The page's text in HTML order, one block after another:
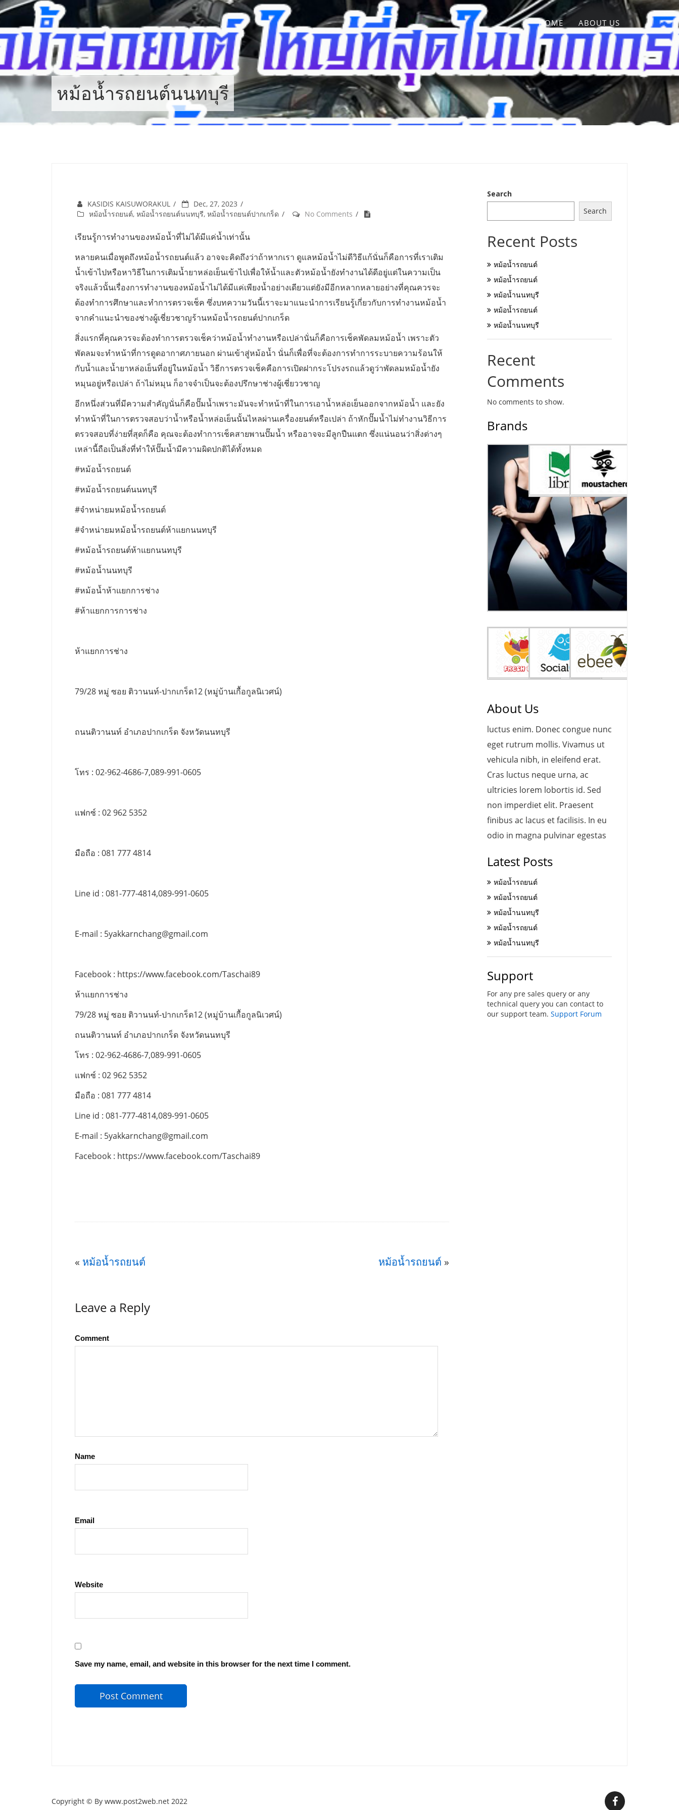
Skip
to
content
HOME ABOUT US
หม้อน้ำรถยนต์นนทบุรี
KASIDIS KAISUWORAKUL
Dec, 27, 2023
หม้อน้ำรถยนต์, หม้อน้ำรถยนต์นนทบุรี, หม้อน้ำรถยนต์ปากเกร็ด No Comments
เรียนรู้การทำงานของหม้อน้ำที่ไม่ได้มีแค่น้ำเท่านั้น
หลายคนเมื่อพูดถึงหม้อน้ำรถยนต์แล้ว อาจจะคิดถึงว่าถ้าหากเรา ดูแลหม้อน้ำไม่ดีวิธีแก้นั่นก็คือการที่เราเติม
น้ำเข้าไปหรือหาวิธีในการเติมน้ำยาหล่อเย็นเข้าไปเพื่อให้น้ำและตัวหม้อน้ำยังทำงานได้ดีอยู่แต่ในความเป็น
จริงแล้วนั้นเรื่องการทำงานของหม้อน้ำไม่ได้มีแค่เพียงน้ำอย่างเดียวแต่ยังมีอีกหลากหลายอย่างที่คุณควรจะ
ต้องทำการศึกษาและทำการตรวจเช็ค ซึ่งบทความวันนี้เราจะมาแนะนำการเรียนรู้เกี่ยวกับการทำงานหม้อน้ำ
จากคำแนะนำของช่างผู้เชี่ยวชาญร้านหม้อน้ำรถยนต์ปากเกร็ด
สิ่งแรกที่คุณควรจะต้องทำการตรวจเช็คว่าหม้อน้ำทำงานหรือเปล่านั่นก็คือการเช็คพัดลมหม้อน้ำ เพราะตัว
พัดลมจะทำหน้าที่การดูดอากาศภายนอก ผ่านเข้าสู่หม้อน้ำ นั่นก็เพื่อที่จะต้องการทำการระบายความร้อนให้
กับน้ำและน้ำยาหล่อเย็นที่อยู่ในหม้อน้ำ วิธีการตรวจเช็คคือการเปิดฝากระโปรงรถแล้วดูว่าพัดลมหม้อน้ำยัง
หมุนอยู่หรือเปล่า ถ้าไม่หมุน ก็อาจจำเป็นจะต้องปรึกษาช่างผู้เชี่ยววชาญ
อีกหนึ่งส่วนที่มีความสำคัญนั่นก็คือปั๊มน้ำเพราะมันจะทำหน้าที่ในการเอาน้ำหล่อเย็นออกจากหม้อน้ำ และยัง
ทำหน้าที่ในการตรวจสอบว่าน้ำหรือน้ำหล่อเย็นนั้นไหลผ่านเครื่องยนต์หรือเปล่า ถ้าหักปั๊มน้ำไม่ทำงานวิธีการ
ตรวจสอบที่ง่ายที่สุดก็คือ คุณจะต้องทำการเช็คสายพานปั๊มน้ำ หรืออาจจะมีลูกปืนแตก ซึ่งแน่นอนว่าสิ่งต่างๆ
เหล่านี้ถือเป็นสิ่งที่ทำให้ปั๊มน้ำมีความผิดปกติได้ทั้งหมด
#หม้อน้ำรถยนต์
#หม้อน้ำรถยนต์นนทบุรี
#จำหน่ายมหม้อน้ำรถยนต์
#จำหน่ายมหม้อน้ำรถยนต์ห้าแยกนนทบุรี
#หม้อน้ำรถยนต์ห้าแยกนนทบุรี
#หม้อน้ำนนทบุรี
#หม้อน้ำห้าแยกการช่าง
#ห้าแยกการการช่าง
ห้าแยกการช่าง
79/28 หมู่ ซอย ติวานนท์-ปากเกร็ด12 (หมู่บ้านเกื้อกูลนิเวศน์)
ถนนติวานนท์ อำเภอปากเกร็ด จังหวัดนนทบุรี
โทร : 02-962-4686-7,089-991-0605
แฟกซ์ : 02 962 5352
มือถือ : 081 777 4814
Line id : 081-777-4814,089-991-0605
E-mail : 5yakkarnchang@gmail.com
Facebook : https://www.facebook.com/Taschai89
ห้าแยกการช่าง
79/28 หมู่ ซอย ติวานนท์-ปากเกร็ด12 (หมู่บ้านเกื้อกูลนิเวศน์)
ถนนติวานนท์ อำเภอปากเกร็ด จังหวัดนนทบุรี
โทร : 02-962-4686-7,089-991-0605
แฟกซ์ : 02 962 5352
มือถือ : 081 777 4814
Line id : 081-777-4814,089-991-0605
E-mail : 5yakkarnchang@gmail.com
Facebook : https://www.facebook.com/Taschai89
« หม้อน้ำรถยนต์ หม้อน้ำรถยนต์ »
Leave a Reply
Comment
Name
Email
Website
Save my name, email, and website in this browser for the next time I comment.
Search
Search
Recent Posts
หม้อน้ำรถยนต์
หม้อน้ำรถยนต์
หม้อน้ำนนทบุรี
หม้อน้ำรถยนต์
หม้อน้ำนนทบุรี
Recent
Comments
No comments to show.
Brands
About Us
luctus enim. Donec congue nunc
eget rutrum mollis. Vivamus ut
vehicula nibh, in eleifend erat.
Cras luctus neque urna, ac
ultricies lorem lobortis id. Sed
non imperdiet elit. Praesent
finibus ac lacus et facilisis. In eu
odio in magna pulvinar egestas
Latest Posts
หม้อน้ำรถยนต์
หม้อน้ำรถยนต์
หม้อน้ำนนทบุรี
หม้อน้ำรถยนต์
หม้อน้ำนนทบุรี
Support
For any pre sales query or any
technical query you can contact to
our support team. Support Forum
Copyright © By www.post2web.net 2022